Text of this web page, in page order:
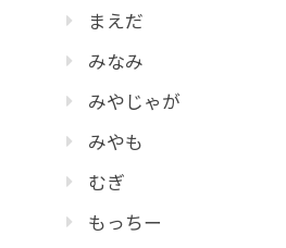
まえだ
みなみ
みやじゃが
みやも
むぎ
もっちー